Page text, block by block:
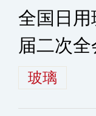
全国日
届二次
玻璃